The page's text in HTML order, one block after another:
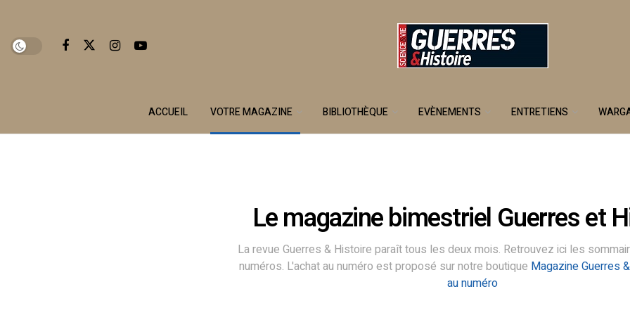
ACCUEIL VOTRE MAGAZINE BIBLIOTHÈQUE EVÈNEMENTS ENTRETIENS
Le magazine bimestriel Guerres et
La revue Guerres & Histoire paraît tous les deux mois. Retrouvez ici les
numéros. L'achat au numéro est proposé sur notre boutique Magazine Guerres
au numéro